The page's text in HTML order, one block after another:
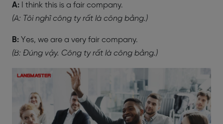
A: I think this is a fair company.
(A: Tôi nghĩ công ty rất là công bằng.)
B: Yes, we are a very fair company.
(B: Đúng vậy. Công ty rất là công bằng.)